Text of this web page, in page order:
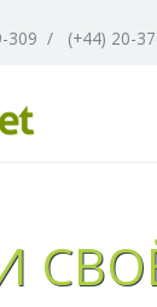
309 / (+44) 20-